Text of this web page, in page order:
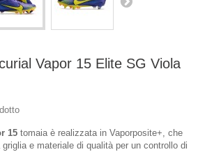
Vapor 15 Elite SG Viola
15 tomaia è realizzata in Vaporposite+, che
e materiale di qualità per un controllo di